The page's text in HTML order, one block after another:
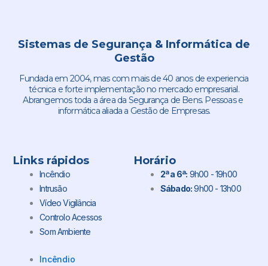
Sistemas de Segurança & Informática de
Gestão
Fundada em 2004, mas com mais de 40 anos de experiencia
técnica e forte implementação no mercado empresarial.
Abrangemos toda a área da Segurança de Bens. Pessoas e
informática aliada a Gestão de Empresas.
Links rápidos
Incêndio
Intrusão
Vídeo Vigilância
Controlo Acessos
Som Ambiente
Incêndio
Horário
2ª a 6ª: 9h00 - 19h00
Sábado:9h00 - 13h00